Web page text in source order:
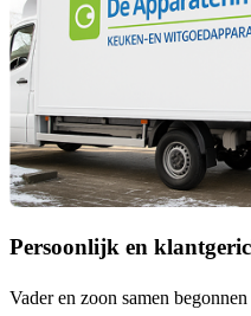
Persoonlijk en
Vader en zoon samen